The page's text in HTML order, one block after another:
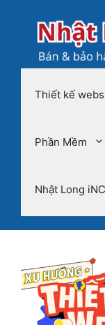
Thiết kế
Phần Mềm
Nhật Long iNC